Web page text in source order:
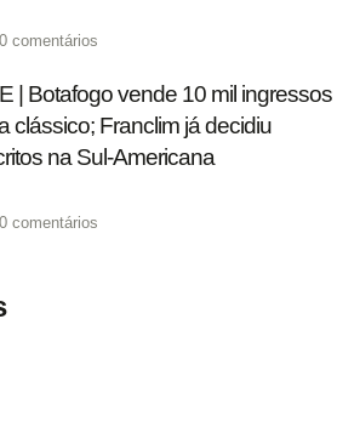
0 comentários
| Botafogo vende 10 mil ingressos
clássico; Franclim já decidiu
na Sul-Americana
0 comentários